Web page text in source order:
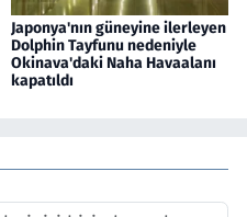
Japonya'nın güneyine ilerleyen
Dolphin Tayfunu nedeniyle
Okinava'daki Naha Havaalanı
kapatıldı